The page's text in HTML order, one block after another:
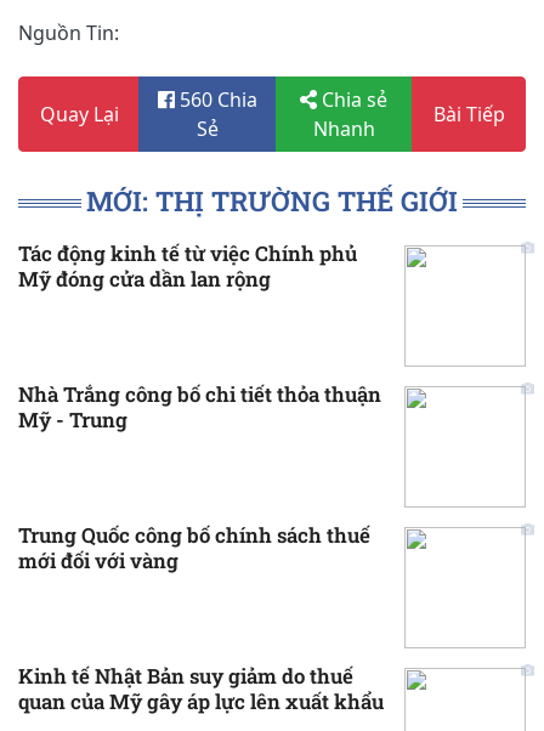
Nguồn Tin:
Quay Lại
560 Chia
Sẻ
Chia sẻ
Nhanh
Bài Tiếp
MỚI: THỊ TRƯỜNG THẾ GIỚI
Tác động kinh tế từ việc Chính phủ
Mỹ đóng cửa dần lan rộng
Nhà Trắng công bố chi tiết thỏa thuận
Mỹ - Trung
Trung Quốc công bố chính sách thuế
mới đối với vàng
Kinh tế Nhật Bản suy giảm do thuế
quan của Mỹ gây áp lực lên xuất khẩu